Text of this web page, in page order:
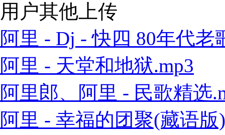
用户其他上传
阿里 - Dj - 快四 80年代老
阿里 - 天堂和地狱.mp3
阿里郎、阿里 - 民歌精选
阿里 - 幸福的团聚(藏语版